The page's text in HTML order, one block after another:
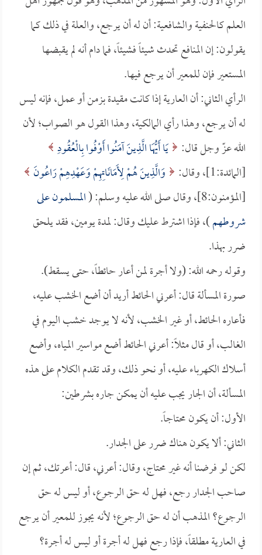
العلم كالحنفية والشافعية: أن له أن يرجع، والعلة في ذلك كما
يقولون: إن المنافع تحدث شيئاً فشيئاً، فما دام أنه لم يقبضها
المستعير فإن للمعير أن يرجع فيها.
الرأي الثاني: أن العارية إذا كانت مقيدة بزمن أو عمل، فإنه ليس
له أن يرجع، وهذا رأي المالكية، وهذا القول هو الصواب؛ لأن
الله عزّ وجل قال: يَا أَيُّهَا الَّذِينَ آمَنُوا أَوْفُوا بِالْعُقُودِ
[المائدة:1]، وقال:
وَالَّذِينَ هُمْ لِأَمَانَاتِهِمْ وَعَهْدِهِمْ رَاعُونَ
[المؤمنون:8]، وقال صلى الله عليه وسلم: (
المسلمون على
شروطهم)، فإذا اشترط عليك وقال: لمدة يومين، فقد يلحق
ضرر بهذا.
وقوله رحمه الله: (ولا أجرة لمن أعار حائطاً، حتى يسقط).
صورة المسألة قال: أعرني الحائط أريد أن أضع الخشب عليه،
فأعاره الحائط، أو غير الخشب، لأنه لا يوجد خشب اليوم في
الغالب، أو قال مثلاً: أعرني الحائط أضع مواسير المياه، وأضع
أسلاك الكهرباء عليه، أو نحو ذلك، وقد تقدم الكلام على هذه
المسألة، أن الجار يجب عليه أن يمكن جاره بشرطين:
الأول: أن يكون محتاجاً.
الثاني: ألا يكون هناك ضرر على الجدار.
لكن لو فرضنا أنه غير محتاج، وقال: أعرني، قال: أعرتك، ثم إن
صاحب الجدار رجع، فهل له حق الرجوع، أو ليس له حق
الرجوع؟ المذهب أن له حق الرجوع؛ لأنه يجوز للمعير أن يرجع
في العارية مطلقاً، فإذا رجع فهل له أجرة أو ليس له أجرة؟